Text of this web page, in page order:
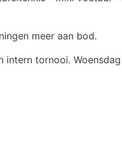
meer aan bod.
tornooi.